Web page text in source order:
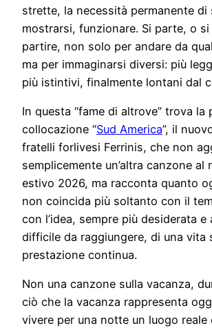
strette, la necessità permanente di
mostrarsi, funzionare. Si parte, o
partire, non solo per andare da
ma per immaginarsi diversi: più
più istintivi, finalmente lontani dal
In questa “fame di altrove” trova la
collocazione “Sud America”, il
fratelli forlivesi Ferrinis, che non
semplicemente un’altra canzone al
estivo 2026, ma racconta quanto
non coincida più soltanto con il
con l’idea, sempre più desiderata e
difficile da raggiungere, di una vita
prestazione continua.
Non una canzone sulla vacanza,
ciò che la vacanza rappresenta
vivere per una notte un luogo reale